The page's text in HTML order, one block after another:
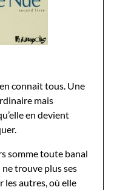
connait tous. Une
mais
en devient
somme toute banal
trouve plus ses
les autres, où elle